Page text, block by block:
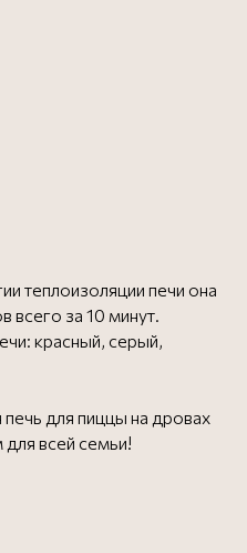
теплоизоляции печи она
всего за 10 минут.
красный, серый,
печь для пиццы на дровах
всей семьи!
пиццы